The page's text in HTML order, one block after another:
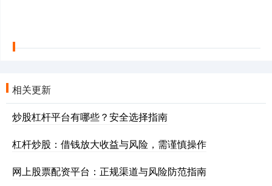
相关更新
炒股杠杆平台有哪些？安全选择指南
杠杆炒股：借钱放大收益与风险，需谨慎操作
网上股票配资平台：正规渠道与风险防范指南